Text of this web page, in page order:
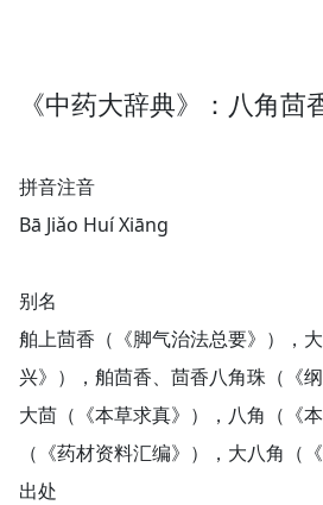
《中药大辞典》：八角茴
拼音注音
Bā Jiǎo Huí Xiānɡ
别名
舶上茴香（《脚气治法总要》），
兴》），舶茴香、茴香八角珠（《
大茴（《本草求真》），八角（《
（《药材资料汇编》），大八角（
出处